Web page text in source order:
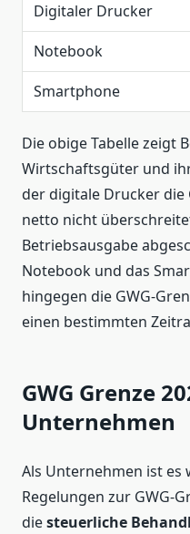
Digitaler Drucker
Notebook
Smartphone
Die obige Tabelle zeigt
Wirtschaftsgüter und
der digitale Drucker die
netto nicht
Betriebsausgabe
Notebook und das
hingegen die GWG-
einen bestimmten
GWG Grenze
Unternehmen
Als Unternehmen ist es
Regelungen zur GWG-
diesteuerliche